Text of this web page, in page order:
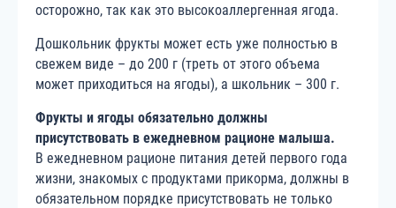
осторожно, так как это высокоаллергенная ягода.
Дошкольник фрукты может есть уже полностью в
свежем виде – до 200 г (треть от этого объема
может приходиться на ягоды), а школьник – 300 г.
Фрукты и ягоды обязательно должны
присутствовать в ежедневном рационе малыша.
В ежедневном рационе питания детей первого года
жизни, знакомых с продуктами прикорма, должны в
обязательном порядке присутствовать не только